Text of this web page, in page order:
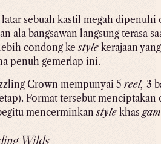
latar sebuah kastil megah
ala bangsawan langsung terasa
condong kestyle kerajaan
penuh gemerlap ini.
Crown mempunyai 5 reel, 3
Format tersebut
mencerminkanstyle khas
Wilds